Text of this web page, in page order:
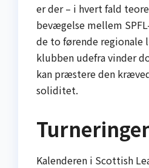
er der – i hvert fald
bevægelse mellem
de to førende regionale
klubben udefra vinder
kan præstere den
soliditet.
Kalenderen i Scottish